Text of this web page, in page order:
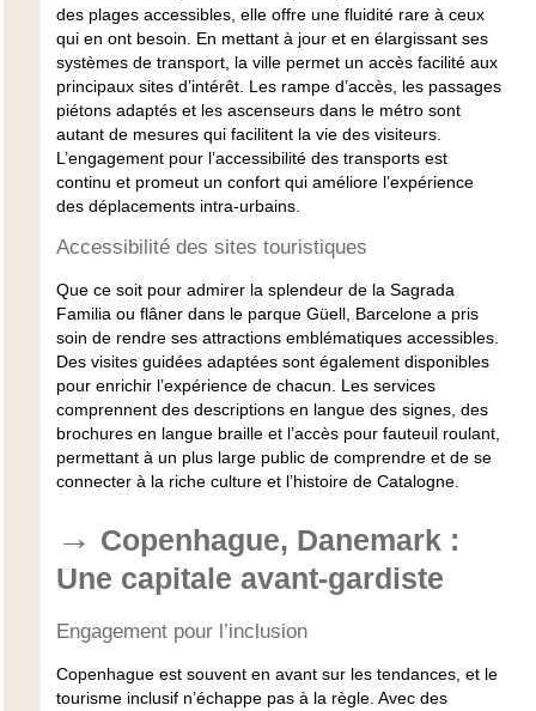
des plages accessibles, elle offre une fluidité rare à ceux
qui en ont besoin. En mettant à jour et en élargissant ses
systèmes de transport, la ville permet un accès facilité aux
principaux sites d’intérêt. Les rampe d’accès, les passages
piétons adaptés et les ascenseurs dans le métro sont
autant de mesures qui facilitent la vie des visiteurs.
L’engagement pour l’accessibilité des transports est
continu et promeut un confort qui améliore l’expérience
des déplacements intra-urbains.
Accessibilité des sites touristiques
Que ce soit pour admirer la splendeur de la Sagrada
Familia ou flâner dans le parque Güell, Barcelone a pris
soin de rendre ses attractions emblématiques accessibles.
Des visites guidées adaptées sont également disponibles
pour enrichir l’expérience de chacun. Les services
comprennent des descriptions en langue des signes, des
brochures en langue braille et l’accès pour fauteuil roulant,
permettant à un plus large public de comprendre et de se
connecter à la riche culture et l’histoire de Catalogne.
Copenhague, Danemark :
Une capitale avant-gardiste
Engagement pour l’inclusion
Copenhague est souvent en avant sur les tendances, et le
tourisme inclusif n’échappe pas à la règle. Avec des